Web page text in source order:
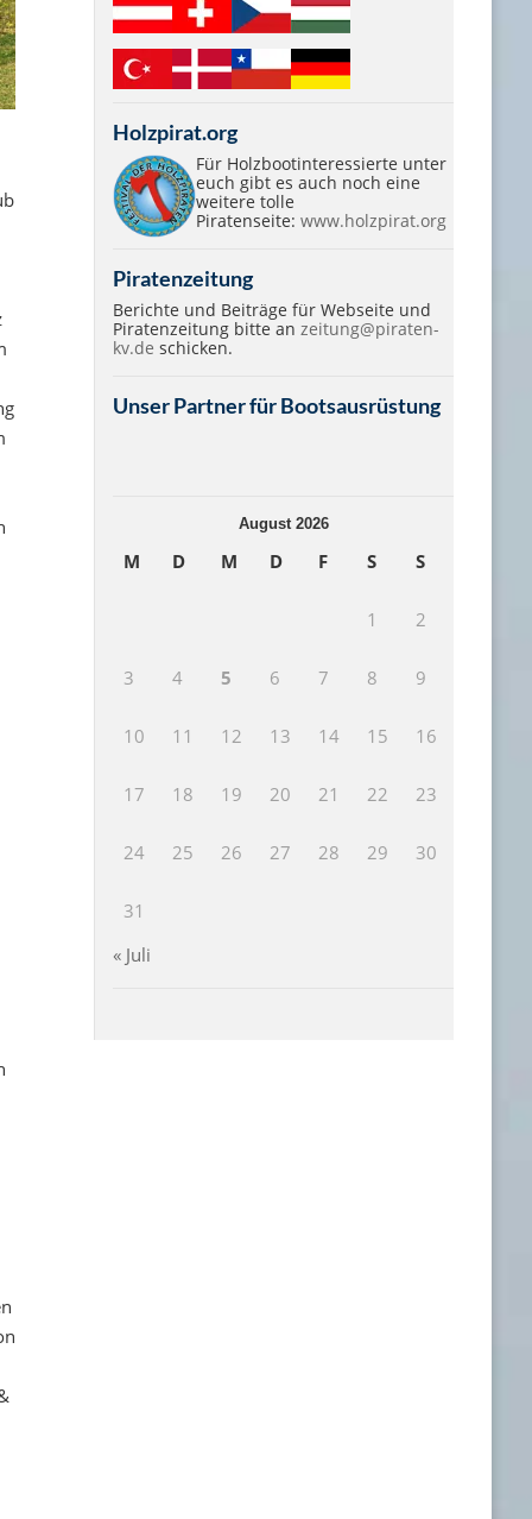
Holzpirat.org
Für Holzbootinteressierte unter
euch gibt es auch noch eine
weitere tolle
Piratenseite:www.holzpirat.org
Piratenzeitung
Berichte und Beiträge für Webseite und
Piratenzeitung bitte anzeitung@piraten-
kv.de schicken.
Unser Partner für Bootsausrüstung
August 2026
M D M D F S S
1 2
3 4 5 6 7 8 9
10 11 12 13 14 15 16
17 18 19 20 21 22 23
24 25 26 27 28 29 30
31
« Juli